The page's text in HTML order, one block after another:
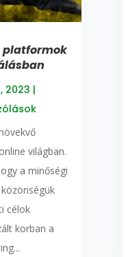
2023 |
világban.
a minőségi
célok
korban a